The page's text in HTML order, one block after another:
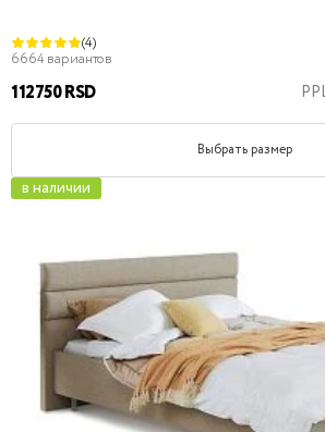
(4)
6664 вариантов
112750 RSD
Выбрать размер
в наличии